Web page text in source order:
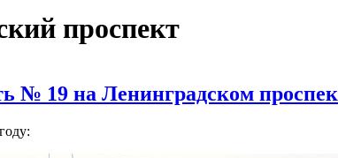
проспект
№ 19 на Ленинградском